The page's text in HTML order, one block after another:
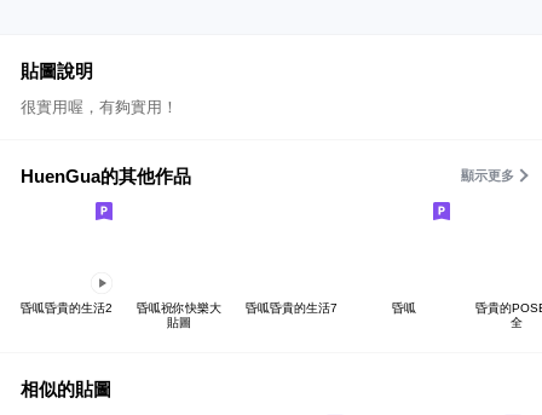
貼圖說明
很實用喔，有夠實用！
HuenGua的其他作品 顯示更多
昏呱昏貴的生活2
昏呱祝你快樂大
貼圖
昏呱昏貴的生活7 昏呱
昏貴的
全
相似的貼圖